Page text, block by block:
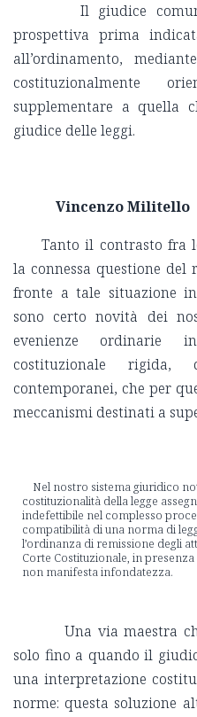
Il giudice
prospettiva prima
all’ordinamento,
costituzionalmente
supplementare a quella
giudice delle leggi.
Vincenzo Militello
Tanto il contrasto fra
la connessa questione
fronte a tale situazione
sono certo novità dei
evenienze ordinarie
costituzionale rigida,
contemporanei, che per
meccanismi destinati a
Nel nostro sistema giuridico
costituzionalità della legge
indefettibile nel complesso
compatibilità di una norma di
l’ordinanza di remissione degli
Corte Costituzionale, in
non manifesta infondatezza.
Una via maestra
solo fino a quando il
una interpretazione
norme: questa soluzione